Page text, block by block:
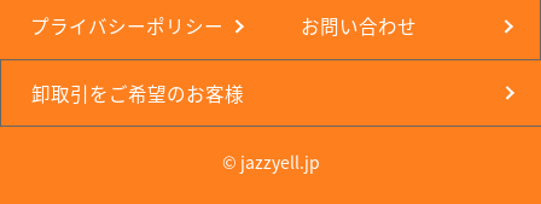
プライバシーポリシー お問い合わせ
卸取引をご希望のお客様
© jazzyell.jp